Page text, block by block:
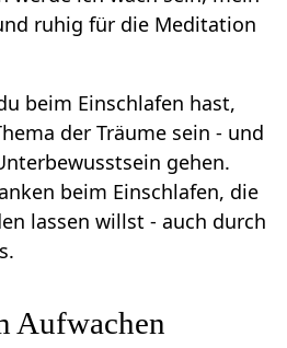
ruhig für die Meditation
beim Einschlafen hast,
der Träume sein - und
gehen.
beim Einschlafen, die
lassen willst - auch durch
Aufwachen